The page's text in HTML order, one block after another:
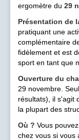
ergomètre du 29
Présentation de
pratiquant une
complémentaire
fidèlement et est
sport en tant que
Ouverture du
29 novembre.
résultats), il s'agit
la plupart des
Où ? Vous
chez vous si vous